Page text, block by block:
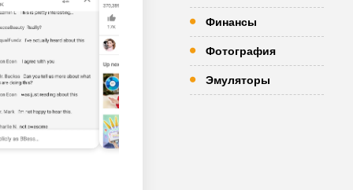
Финансы
Фотография
Эмуляторы